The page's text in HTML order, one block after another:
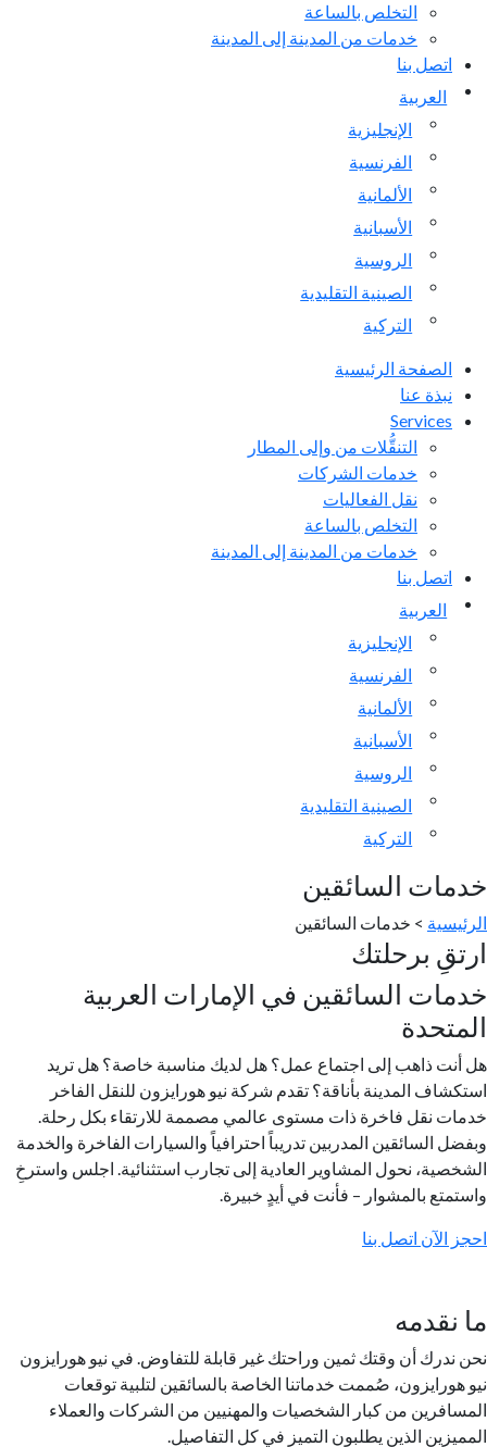
التخلص بالساعة
خدمات من المدينة إلى المدينة
اتصل بنا
العربية
الإنجليزية
الفرنسية
الألمانية
الأسبانية
الروسية
الصينية التقليدية
التركية
الصفحة الرئيسية
نبذة عنا
Services
التنقُّلات من وإلى المطار
خدمات الشركات
نقل الفعاليات
التخلص بالساعة
خدمات من المدينة إلى المدينة
اتصل بنا
العربية
الإنجليزية
الفرنسية
الألمانية
الأسبانية
الروسية
الصينية التقليدية
التركية
خدمات السائقين
الرئيسية > خدمات السائقين
ارتقِ برحلتك
خدمات السائقين في الإمارات العربية
المتحدة
هل أنت ذاهب إلى اجتماع عمل؟ هل لديك مناسبة خاصة؟ هل تريد
استكشاف المدينة بأناقة؟ تقدم شركة نيو هورايزون للنقل الفاخر
خدمات نقل فاخرة ذات مستوى عالمي مصممة للارتقاء بكل رحلة.
وبفضل السائقين المدربين تدريباً احترافياً والسيارات الفاخرة والخدمة
الشخصية، نحول المشاوير العادية إلى تجارب استثنائية. اجلس واسترخِ
واستمتع بالمشوار – فأنت في أيدٍ خبيرة.
احجز الآن اتصل بنا
ما نقدمه
نحن ندرك أن وقتك ثمين وراحتك غير قابلة للتفاوض. في نيو هورايزون
نيو هورايزون، صُممت خدماتنا الخاصة بالسائقين لتلبية توقعات
المسافرين من كبار الشخصيات والمهنيين من الشركات والعملاء
المميزين الذين يطلبون التميز في كل التفاصيل.